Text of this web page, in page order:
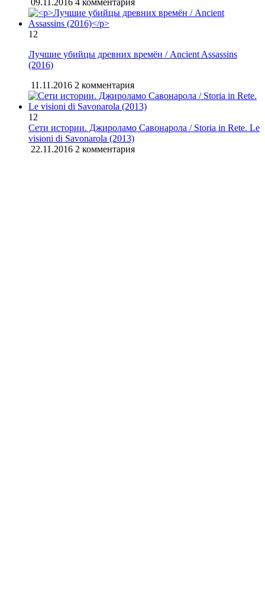
09.11.2016 4 комментария
12
Лучшие убийцы древних времён / Ancient Assassins
(2016)
11.11.2016 2 комментария
12
Сети истории. Джироламо Савонарола / Storia in Rete. Le
visioni di Savonarola (2013)
22.11.2016 2 комментария